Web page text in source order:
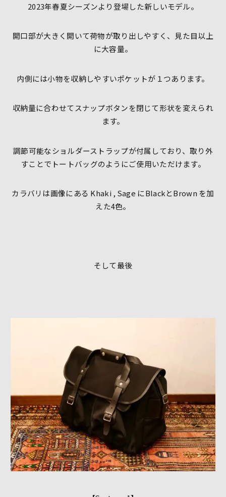
2023年春夏シーズンより登場した新しいモデル。
開口部が大きく開いて荷物が取り出しやすく、見た目以上
に大容量。
内側には小物を収納しやすいポケットが１つあります。
収納量に合わせてスナップボタンを閉じて形状を変えられ
ます。
調節可能なショルダーストラップが付属しており、取り外
すことでトートバッグのようにご使用いただけます。
カラバリは画像にある Khaki , Sage にBlackとBrown を加
えた4色。
そして最後